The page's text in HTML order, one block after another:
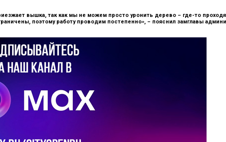
вышка, так как мы не можем просто уронить дерево – где-то
поэтому работу проводим постепенно», – пояснил замглавы